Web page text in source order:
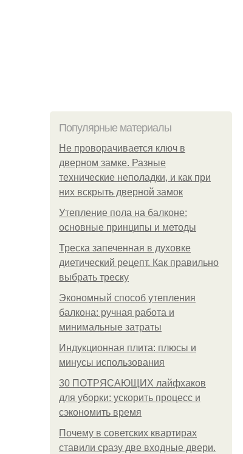
Популярные материалы
Не проворачивается ключ в
дверном замке. Разные
технические неполадки, и как при
них вскрыть дверной замок
Утепление пола на балконе:
основные принципы и методы
Треска запеченная в духовке
диетический рецепт. Как правильно
выбрать треску
Экономный способ утепления
балкона: ручная работа и
минимальные затраты
Индукционная плита: плюсы и
минусы использования
30 ПОТРЯСАЮЩИХ лайфхаков
для уборки: ускорить процесс и
сэкономить время
Почему в советских квартирах
ставили сразу две входные двери.